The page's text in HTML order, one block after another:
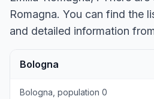
Romagna. You can find the
and detailed information
Bologna
Bologna, population 0